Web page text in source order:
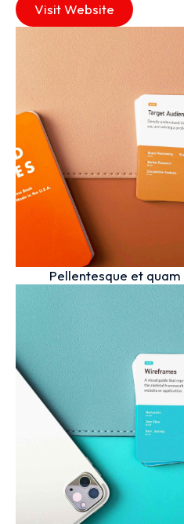
Visit Website
Pellentesque et